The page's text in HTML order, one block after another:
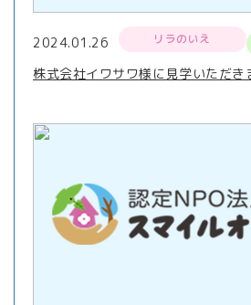
2024.01.26 リラのいえ
株式会社イワサワ様に見学いただき